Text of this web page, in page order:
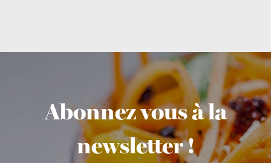
Abonnez vous à la
newsletter !